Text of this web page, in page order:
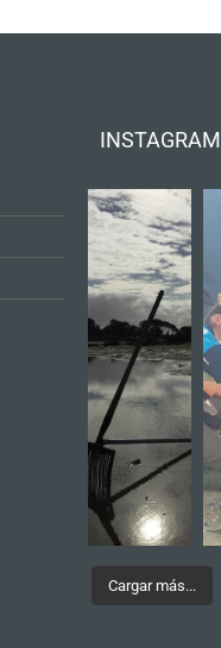
INSTAGRAM
Cargar más...